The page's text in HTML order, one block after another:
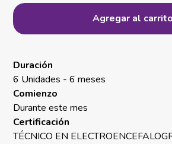
Agregar al carrito
Duración
6 Unidades - 6 meses
Comienzo
Durante este mes
Certificación
TÉCNICO EN